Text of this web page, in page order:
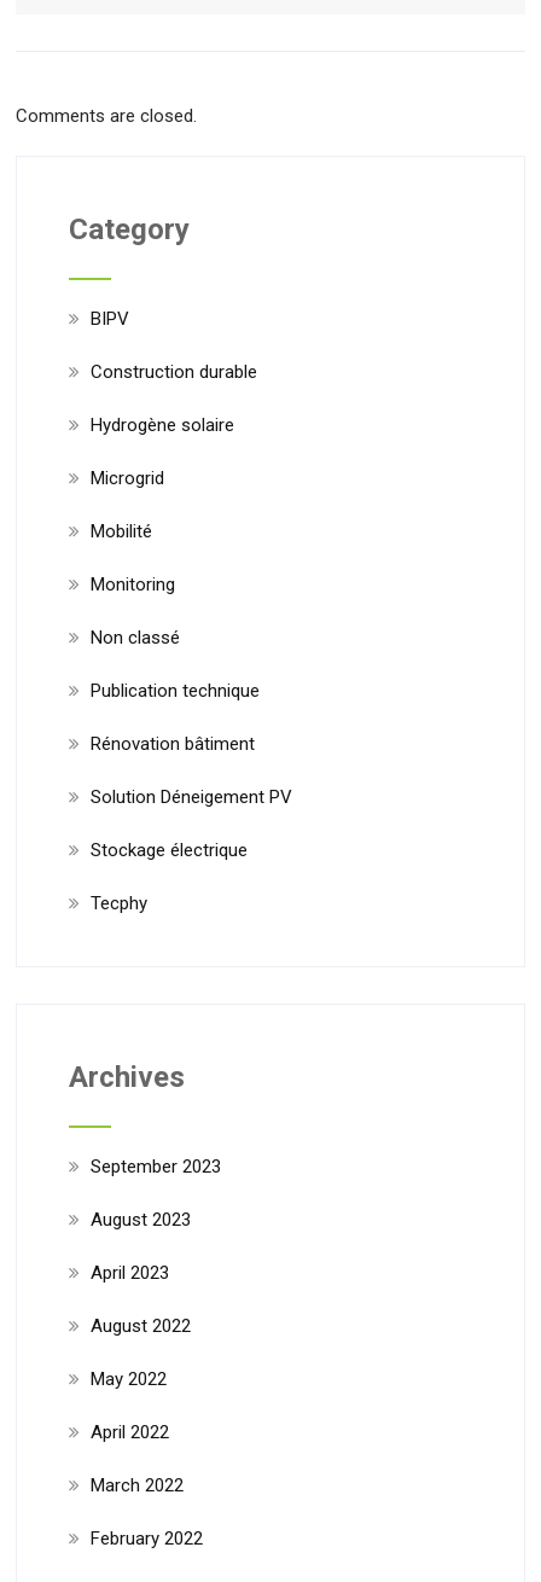
Comments are closed.
Category
BIPV
Construction durable
Hydrogène solaire
Microgrid
Mobilité
Monitoring
Non classé
Publication technique
Rénovation bâtiment
Solution Déneigement PV
Stockage électrique
Tecphy
Archives
September 2023
August 2023
April 2023
August 2022
May 2022
April 2022
March 2022
February 2022